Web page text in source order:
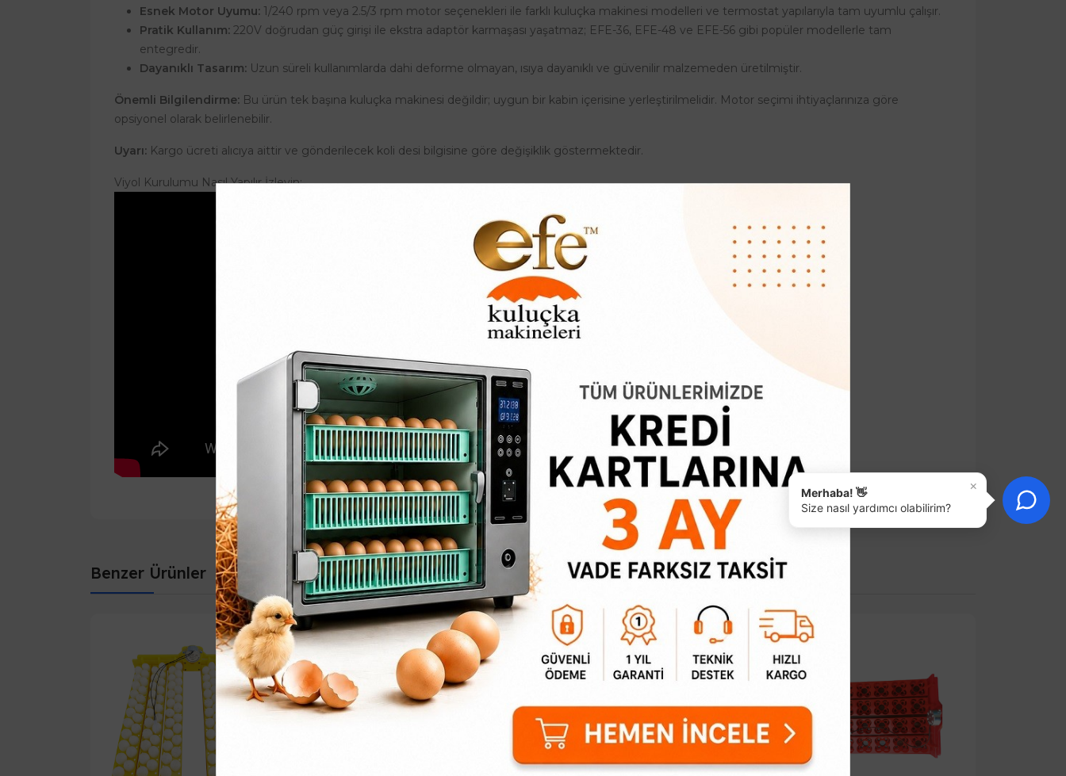
Esnek Motor Uyumu: 1/240 rpm veya 2.5/3 rpm motor seçenekleri ile farklı kuluçka makinesi modelleri ve termostat yapılarıyla tam uyumlu çalışır.
Pratik Kullanım: 220V doğrudan güç girişi ile ekstra adaptör karmaşası yaşatmaz; EFE-36, EFE-48 ve EFE-56 gibi popüler modellerle tam
entegredir.
Dayanıklı Tasarım: Uzun süreli kullanımlarda dahi deforme olmayan, ısıya dayanıklı ve güvenilir malzemeden üretilmiştir.
Önemli Bilgilendirme: Bu ürün tek başına kuluçka makinesi değildir; uygun bir kabin içerisine yerleştirilmelidir. Motor seçimi ihtiyaçlarınıza göre
opsiyonel olarak belirlenebilir.
Uyarı: Kargo ücreti alıcıya aittir ve gönderilecek koli desi bilgisine göre değişiklik göstermektedir.
Viyol Kurulumu Nasıl Yapılır İzleyin:
Benzer Ürünler
×
Merhaba! 👋
Size nasıl yardımcı olabilirim?